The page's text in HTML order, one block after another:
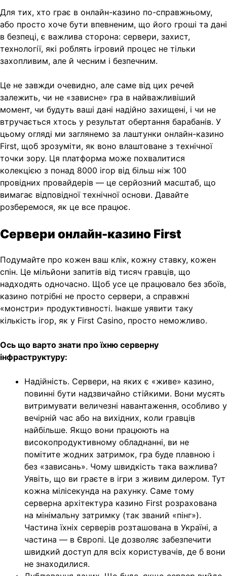
Для тих, хто грає в онлайн-казино по-справжньому,
або просто хоче бути впевненим, що його гроші та дані
в безпеці, є важлива сторона: сервери, захист,
технології, які роблять ігровий процес не тільки
захопливим, але й чесним і безпечним.
Це не завжди очевидно, але саме від цих речей
залежить, чи не «зависне» гра в найважливіший
момент, чи будуть ваші дані надійно захищені, і чи не
втручається хтось у результат обертання барабанів. У
цьому огляді ми заглянемо за лаштунки онлайн-казино
First, щоб зрозуміти, як воно влаштоване з технічної
точки зору. Ця платформа може похвалитися
колекцією з понад 8000 ігор від більш ніж 100
провідних провайдерів — це серйозний масштаб, що
вимагає відповідної технічної основи. Давайте
розберемося, як це все працює.
Сервери онлайн-казино First
Подумайте про кожен ваш клік, кожну ставку, кожен
спін. Це мільйони запитів від тисяч гравців, що
надходять одночасно. Щоб усе це працювало без збоїв,
казино потрібні не просто сервери, а справжні
«монстри» продуктивності. Інакше уявити таку
кількість ігор, як у First Casino, просто неможливо.
Ось що варто знати про їхню серверну
інфраструктуру:
Надійність. Сервери, на яких є «живе» казино,
повинні бути надзвичайно стійкими. Вони мусять
витримувати величезні навантаження, особливо у
вечірній час або на вихідних, коли гравців
найбільше. Якщо вони працюють на
високопродуктивному обладнанні, ви не
помітите жодних затримок, гра буде плавною і
без «зависань». Чому швидкість така важлива?
Уявіть, що ви граєте в ігри з живим дилером. Тут
кожна мілісекунда на рахунку. Саме тому
серверна архітектура казино First розрахована
на мінімальну затримку (так званий «пінг»).
Частина їхніх серверів розташована в Україні, а
частина — в Європі. Це дозволяє забезпечити
швидкий доступ для всіх користувачів, де б вони
не знаходилися.